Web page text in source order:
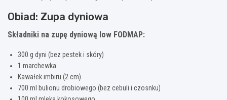
Obiad: Zupa dyniowa
Składniki na zupę dyniową low FODMAP:
300 g dyni (bez pestek i skóry)
1 marchewka
Kawałek imbiru (2 cm)
700 ml bulionu drobiowego (bez cebuli i czosnku)